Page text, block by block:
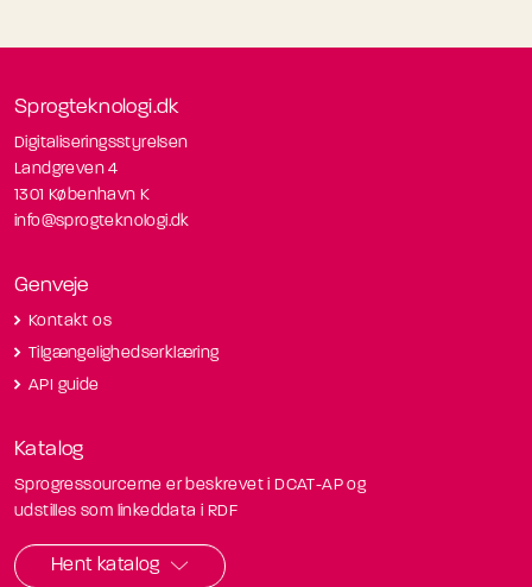
Sprogteknologi.dk
Digitaliseringsstyrelsen
Landgreven 4
1301 København K
info@sprogteknologi.dk
Genveje
Kontakt os
Tilgængelighedserklæring
API guide
Katalog
Sprogressourcerne er beskrevet i DCAT-AP og
udstilles som linkeddata i RDF
Hent katalog